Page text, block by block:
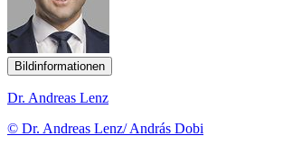
Bildinformationen
Dr. Andreas Lenz
© Dr. Andreas Lenz/ András Dobi